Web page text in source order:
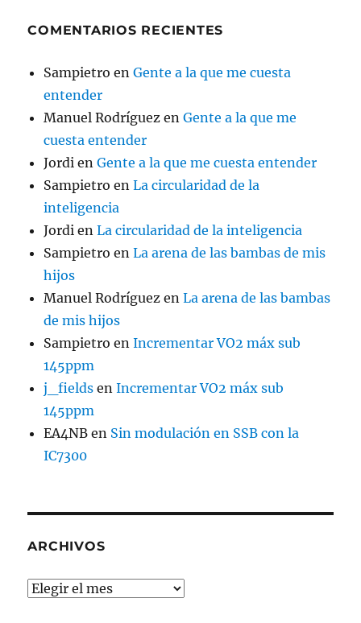
COMENTARIOS RECIENTES
Sampietro enGente a la que me cuesta
entender
Manuel Rodríguez enGente a la que me
cuesta entender
Jordi enGente a la que me cuesta entender
Sampietro enLa circularidad de la
inteligencia
Jordi enLa circularidad de la inteligencia
Sampietro enLa arena de las bambas de mis
hijos
Manuel Rodríguez enLa arena de las bambas
de mis hijos
Sampietro enIncrementar VO2 máx sub
145ppm
j_fields enIncrementar VO2 máx sub
145ppm
EA4NB en Sin modulación en SSB con la
IC7300
ARCHIVOS
Archivos